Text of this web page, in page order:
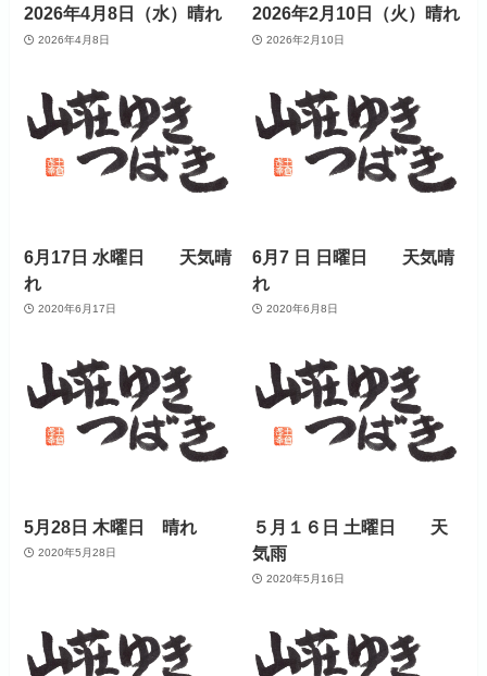
2026年4月8日（水）晴れ
2026年4月8日
2026年2月10日（火）晴れ
2026年2月10日
6月17日 水曜日 天気晴
れ
2020年6月17日
6月7 日 日曜日 天気晴
れ
2020年6月8日
5月28日 木曜日 晴れ
2020年5月28日
５月１６日 土曜日 天
気雨
2020年5月16日